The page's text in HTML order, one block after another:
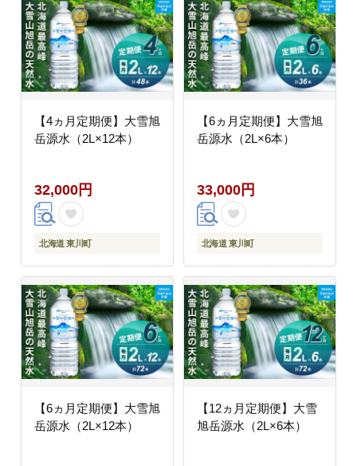
【4ヵ月定期便】大雪旭
岳源水（2L×12本）
32,000円
北海道 東川町
【6ヵ月定期便】大雪旭
岳源水（2L×6本）
33,000円
北海道 東川町
【6ヵ月定期便】大雪旭
岳源水（2L×12本）
【12ヵ月定期便】大雪
旭岳源水（2L×6本）